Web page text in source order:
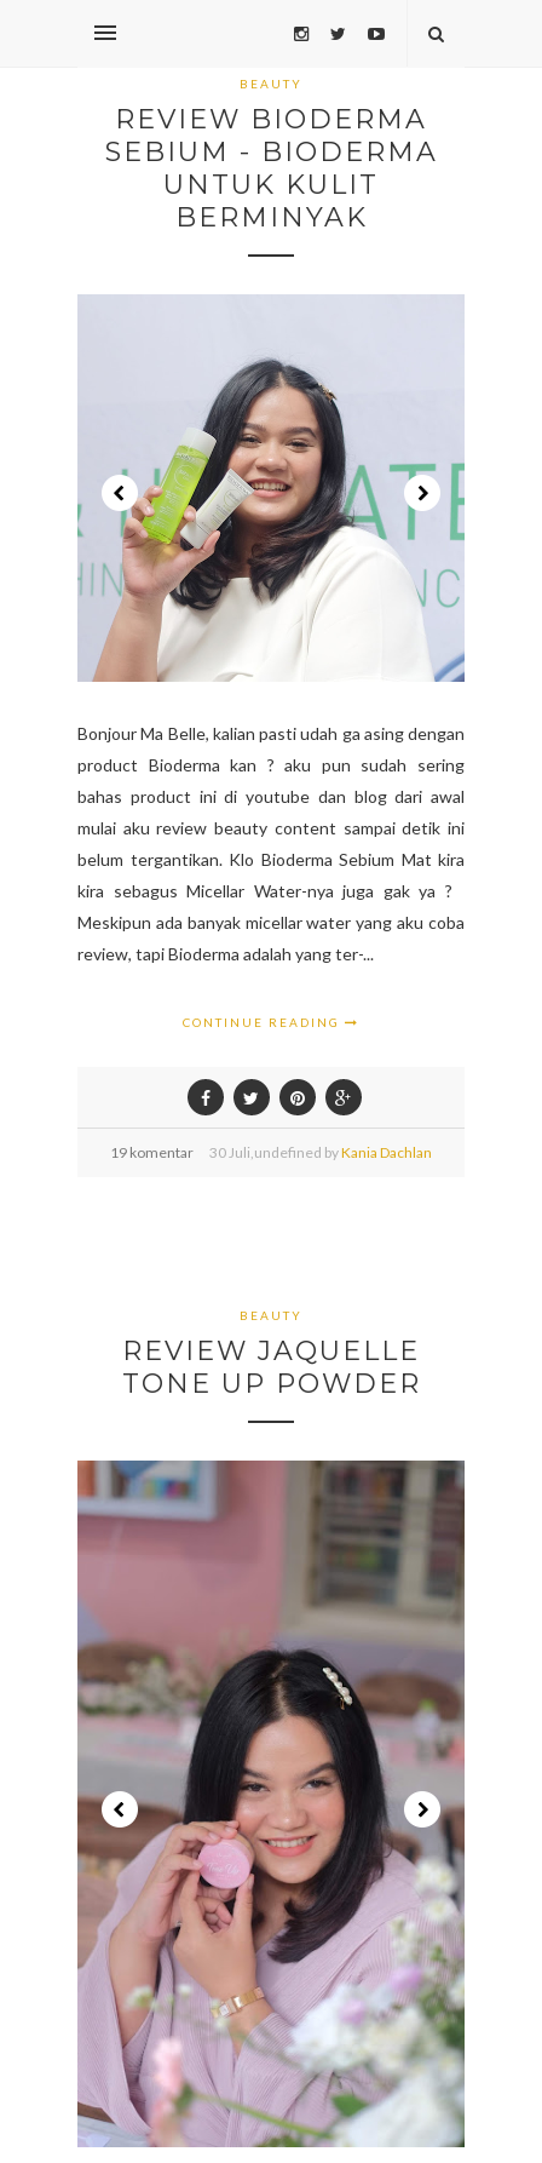
BEAUTY
REVIEW BIODERMA
SEBIUM - BIODERMA
UNTUK KULIT
BERMINYAK
Bonjour Ma Belle, kalian pasti udah ga asing dengan
product Bioderma kan ? aku pun sudah sering
bahas product ini di youtube dan blog dari awal
mulai aku review beauty content sampai detik ini
belum tergantikan. Klo Bioderma Sebium Mat kira
kira sebagus Micellar Water-nya juga gak ya ?
Meskipun ada banyak micellar water yang aku coba
review, tapi Bioderma adalah yang ter-...
CONTINUE READING
19 komentar 30Juli,undefined byKania Dachlan
BEAUTY
REVIEW JAQUELLE
TONE UP POWDER